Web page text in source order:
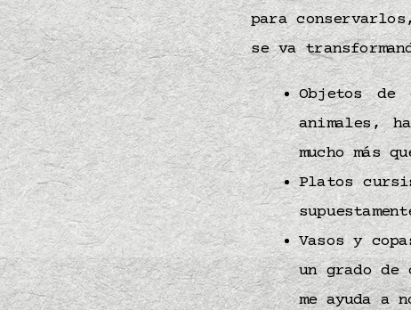
para
se va
Objetos de
animales,
mucho más
Platos
Vasos y
un grado de
me ayuda a